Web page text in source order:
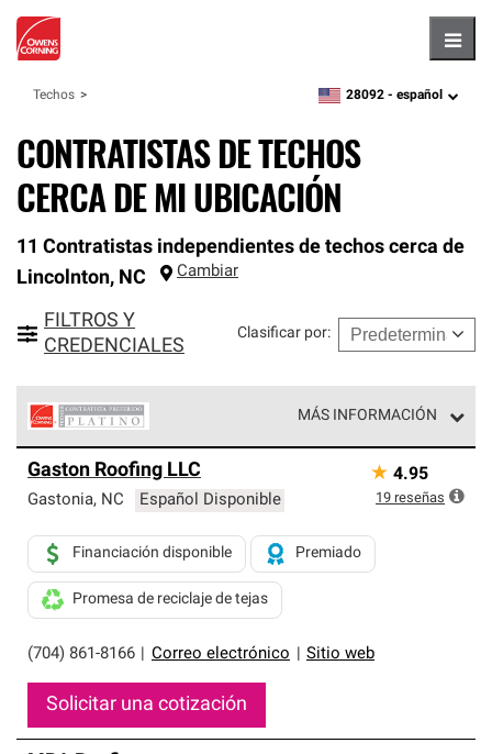
Techos zipcode,language
28092 - español
CONTRATISTAS DE TECHOS
CERCA DE MI UBICACIÓN
11 Contratistas independientes de techos cerca de
Lincolnton, NC Cambiar
FILTROS Y
CREDENCIALES
Clasificar por:
MÁS INFORMACIÓN
Corning constituyen el nivel superior de nuestra red
exclusiva y cumplen con estándares estrictos de
Solo ellos pueden ofrecer nuestra mejor garantía de
sistemas de techos.
Gaston Roofing LLC
Gastonia, NC Español Disponible
(704) 861-8166 Correo electrónico Sitio web
Financiación disponible Premiado
Promesa de reciclaje de tejas
Solicitar una cotización
★ 4.95
19 reseñas